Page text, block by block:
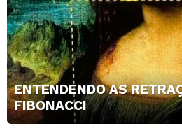
ENTENDENDO AS
FIBONACCI